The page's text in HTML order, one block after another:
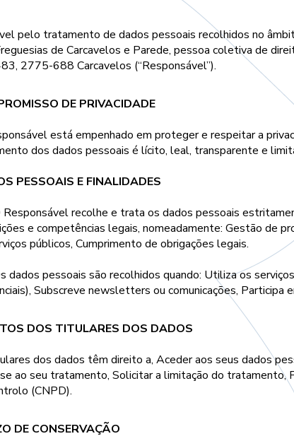
pelo tratamento de dados pessoais recolhidos no
de Carcavelos e Parede, pessoa coletiva de
2775-688 Carcavelos (“Responsável”).
DE PRIVACIDADE
está empenhado em proteger e respeitar a
dos dados pessoais é lícito, leal, transparente e
PESSOAIS E FINALIDADES
Responsável recolhe e trata os dados pessoais
e competências legais, nomeadamente: Gestão de
públicos, Cumprimento de obrigações legais.
dados pessoais são recolhidos quando: Utiliza os
Subscreve newsletters ou comunicações,
DOS TITULARES DOS DADOS
dos dados têm direito a, Aceder aos seus dados
ao seu tratamento, Solicitar a limitação do tratamento,
(CNPD).
DE CONSERVAÇÃO